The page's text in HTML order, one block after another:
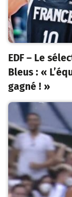
EDF – Le
Bleus : «
gagné ! »